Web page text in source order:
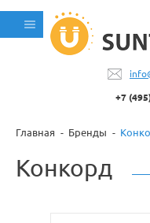
+7
Главная Бренды
Конкорд